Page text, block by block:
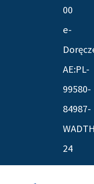
00
e-
AE:PL-
99580-
84987-
24